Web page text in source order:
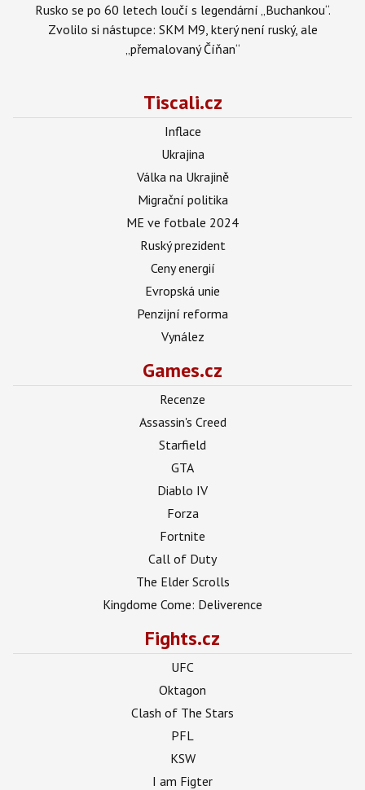
Rusko se po 60 letech loučí s legendární „Buchankou“.
Zvolilo si nástupce: SKM M9, který není ruský, ale
„přemalovaný Číňan“
Tiscali.cz
Inflace
Ukrajina
Válka na Ukrajině
Migrační politika
ME ve fotbale 2024
Ruský prezident
Ceny energií
Evropská unie
Penzijní reforma
Vynález
Games.cz
Recenze
Assassin's Creed
Starfield
GTA
Diablo IV
Forza
Fortnite
Call of Duty
The Elder Scrolls
Kingdome Come: Deliverence
Fights.cz
UFC
Oktagon
Clash of The Stars
PFL
KSW
I am Figter